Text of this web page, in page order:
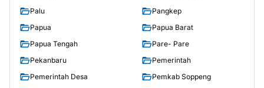
Palu
Pangkep
Papua
Papua Barat
Papua Tengah
Pare- Pare
Pekanbaru
Pemerintah
Pemerintah Desa
Pemkab Soppeng